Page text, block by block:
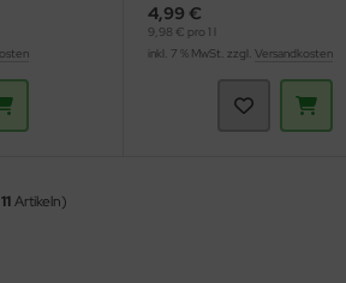
4,99 €
9,98 € pro 1 l
inkl. 7 % MwSt. zzgl.Versandkosten
11Artikeln)